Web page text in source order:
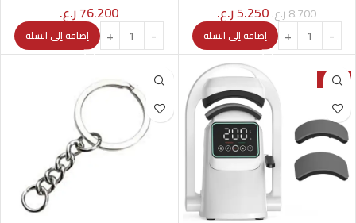
8.700ر.ع.5.250ر.ع.
إضافة إلى السلة
76.200ر.ع.
إضافة إلى السلة
-20%